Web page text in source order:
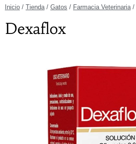
Inicio / Tienda/ Gatos / Farmacia Veterinaria/
Dexaflox